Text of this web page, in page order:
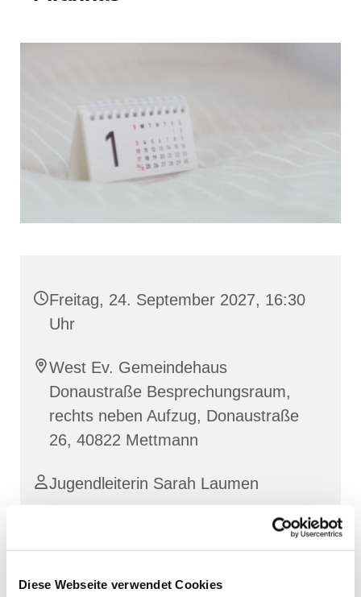
Diese Webseite verwendet Cookies
Freitag, 24. September 2027, 16:30
Uhr
West Ev. Gemeindehaus
Donaustraße Besprechungsraum,
rechts neben Aufzug, Donaustraße
26, 40822 Mettmann
Jugendleiterin Sarah Laumen